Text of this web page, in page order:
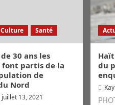
Culture Santé
30 ans les
font partis de la
de
Nord
juillet 13, 2021
du